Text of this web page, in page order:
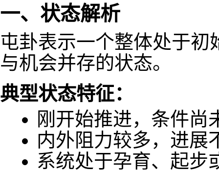
一、状态解析
屯卦表示一个整体处于
与机会并存的状态。
典型状态特征：
刚开始推进，条件尚
内外阻力较多，进展
系统处于孕育、起步